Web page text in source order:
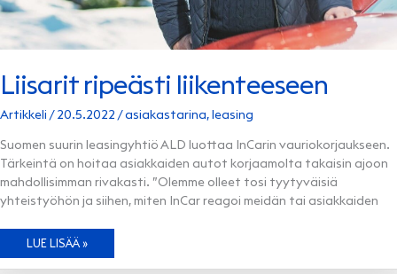
Liisarit ripeästi liikenteeseen
Artikkeli /20.5.2022 /asiakastarina,leasing
Suomen suurin leasingyhtiö ALD luottaa InCarin vauriokorjaukseen.
Tärkeintä on hoitaa asiakkaiden autot korjaamolta takaisin ajoon
mahdollisimman rivakasti. ”Olemme olleet tosi tyytyväisiä
yhteistyöhön ja siihen, miten InCar reagoi meidän tai asiakkaiden
LIISARIT
LIIKENTEESEEN
LUE LISÄÄ »